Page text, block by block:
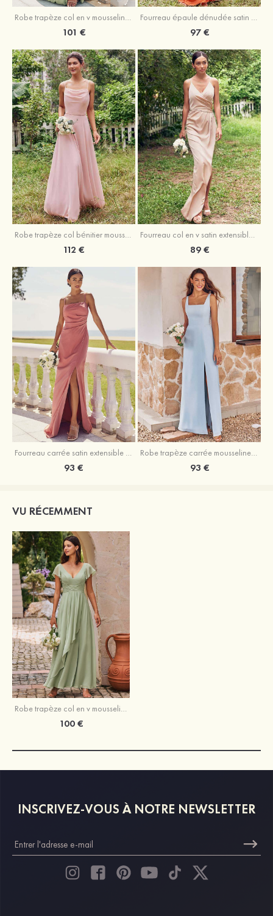
Robe trapèze col en v mousseline ras du sol robe de demoiselle d'honneur
101 €
Fourreau épaule dénudée satin extensible ras du sol robe de demoiselle d'honneur
97 €
Robe trapèze col bénitier mousseline ras du sol robe de demoiselle d'honneur
112 €
Fourreau col en v satin extensible asymétrique robe de demoiselle d'honneur
89 €
93 € 93 €
VU RÉCEMMENT
Robe trapèze col en v mousseline longueur ras du sol robe de demoiselle d'honneur avec plissé fendue
100 €
INSCRIVEZ-VOUS À NOTRE NEWSLETTER